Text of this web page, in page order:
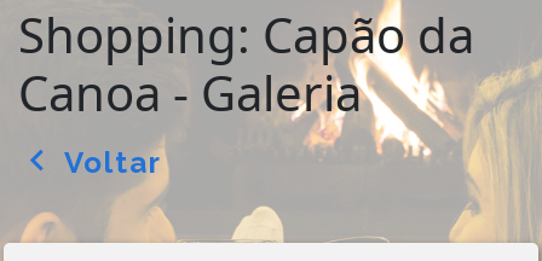
Shopping: Capão da
Canoa - Galeria
arrow_back_ios Voltar